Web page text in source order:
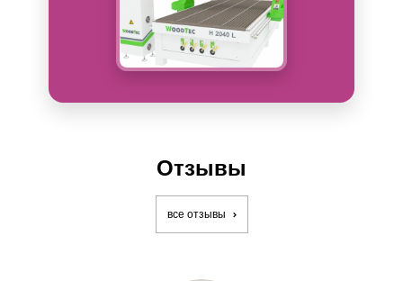
Отзывы
все отзывы